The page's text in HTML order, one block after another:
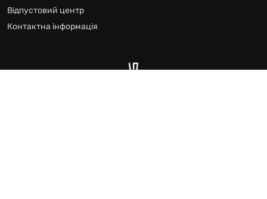
Відпустовий центр
Контактна інформація